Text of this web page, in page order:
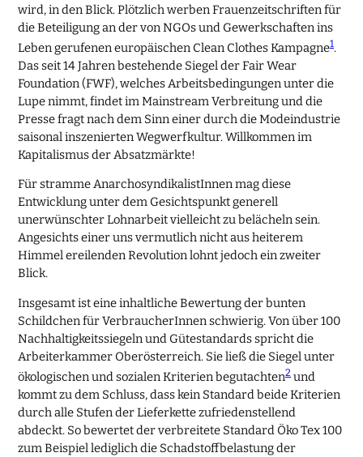
wird, in den Blick. Plötzlich werben Frauenzeitschriften für
die Beteiligung an der von NGOs und Gewerkschaften ins
Leben gerufenen europäischen Clean Clothes Kampagne1.
Das seit 14 Jahren bestehende Siegel der Fair Wear
Foundation (FWF), welches Arbeitsbedingungen unter die
Lupe nimmt, findet im Mainstream Verbreitung und die
Presse fragt nach dem Sinn einer durch die Modeindustrie
saisonal inszenierten Wegwerfkultur. Willkommen im
Kapitalismus der Absatzmärkte!
Für stramme AnarchosyndikalistInnen mag diese
Entwicklung unter dem Gesichtspunkt generell
unerwünschter Lohnarbeit vielleicht zu belächeln sein.
Angesichts einer uns vermutlich nicht aus heiterem
Himmel ereilenden Revolution lohnt jedoch ein zweiter
Blick.
Insgesamt ist eine inhaltliche Bewertung der bunten
Schildchen für VerbraucherInnen schwierig. Von über 100
Nachhaltigkeitssiegeln und Gütestandards spricht die
Arbeiterkammer Oberösterreich. Sie ließ die Siegel unter
ökologischen und sozialen Kriterien begutachten2 und
kommt zu dem Schluss, dass kein Standard beide Kriterien
durch alle Stufen der Lieferkette zufriedenstellend
abdeckt. So bewertet der verbreitete Standard Öko Tex 100
zum Beispiel lediglich die Schadstoffbelastung der